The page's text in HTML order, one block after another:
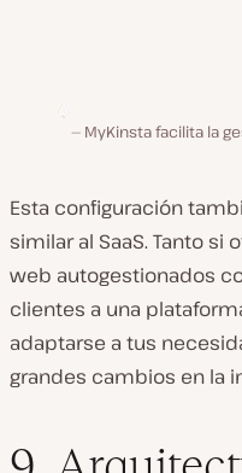
MyKinsta facilita la
Esta configuración
similar al SaaS. Tanto
web autogestionados
clientes a una
adaptarse a tus
grandes cambios en la